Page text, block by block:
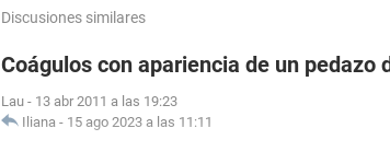
Discusiones similares
Coágulos con apariencia de un pedazo
Lau - 13 abr 2011 a las 19:23
Iliana - 15 ago 2023 a las 11:11